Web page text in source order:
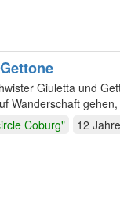
Giuletta und
und auf
Coburg" 12